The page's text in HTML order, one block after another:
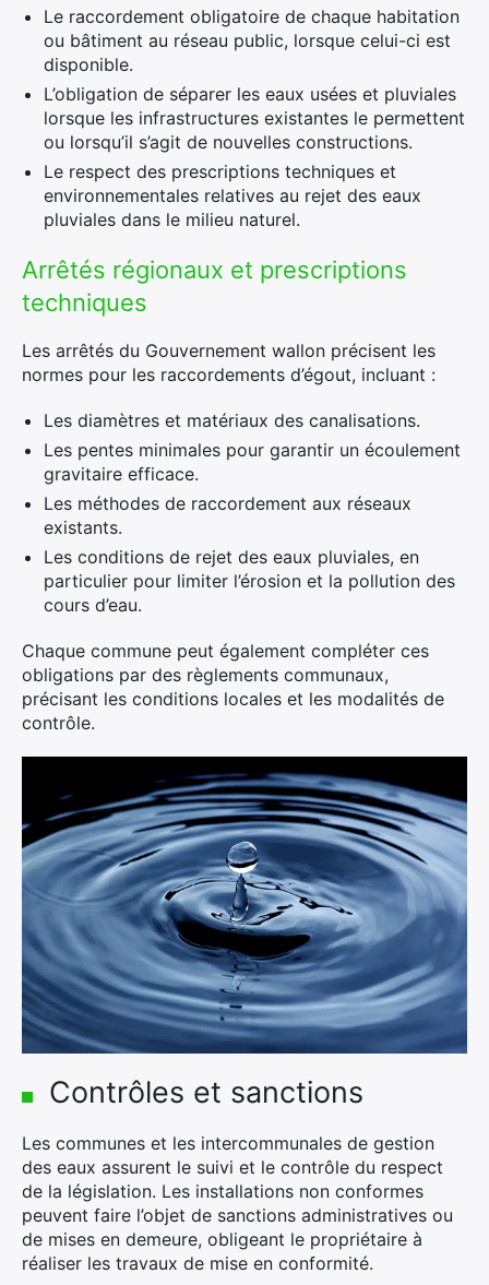
Le raccordement obligatoire de chaque habitation
ou bâtiment au réseau public, lorsque celui-ci est
disponible.
L’obligation de séparer les eaux usées et pluviales
lorsque les infrastructures existantes le permettent
ou lorsqu’il s’agit de nouvelles constructions.
Le respect des prescriptions techniques et
environnementales relatives au rejet des eaux
pluviales dans le milieu naturel.
Arrêtés régionaux et prescriptions
techniques
Les arrêtés du Gouvernement wallon précisent les
normes pour les raccordements d’égout, incluant :
Les diamètres et matériaux des canalisations.
Les pentes minimales pour garantir un écoulement
gravitaire efficace.
Les méthodes de raccordement aux réseaux
existants.
Les conditions de rejet des eaux pluviales, en
particulier pour limiter l’érosion et la pollution des
cours d’eau.
Chaque commune peut également compléter ces
obligations par des règlements communaux,
précisant les conditions locales et les modalités de
contrôle.
Contrôles et sanctions
Les communes et les intercommunales de gestion
des eaux assurent le suivi et le contrôle du respect
de la législation. Les installations non conformes
peuvent faire l’objet de sanctions administratives ou
de mises en demeure, obligeant le propriétaire à
réaliser les travaux de mise en conformité.